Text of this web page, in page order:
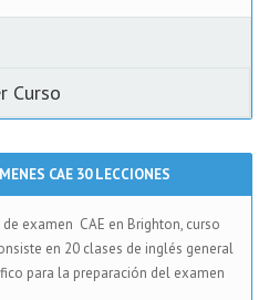
Curso
CAE 30 LECCIONES
examen CAE en Brighton, curso
en 20 clases de inglés general
para la preparación del examen